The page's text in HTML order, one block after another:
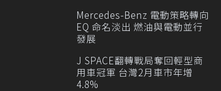
Mercedes-Benz 電動策略轉向
EQ 命名淡出 燃油與電動並行
發展
J SPACE翻轉戰局奪回輕型商
用車冠軍 台灣2月車市年增
4.8%